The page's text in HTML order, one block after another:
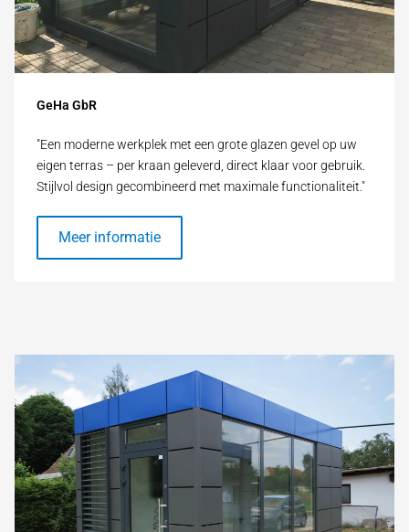
GeHa GbR
"Een moderne werkplek met een grote glazen gevel op uw
eigen terras – per kraan geleverd, direct klaar voor gebruik.
Stijlvol design gecombineerd met maximale functionaliteit."
Meer informatie